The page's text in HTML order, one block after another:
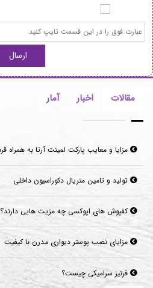
ارسال
مقالات اخبار آمار
تولید و تامین متریال دکوراسیون داخلی
کفپوش های اپوکسی چه مزیت هایی دارند؟
مزایای نصب پوستر دیواری مدرن با کیفیت
قرنیز سرامیکی چیست؟